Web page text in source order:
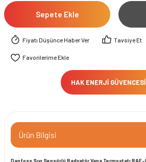
Sepete Ekle
Fiyatı Düşünce Haber Ver Tavsiye Et
HAK ENERJİ
Ürün Bilgisi
Danfoss Sıvı Sensörlü Radyatör Vana Termostatı RAE-